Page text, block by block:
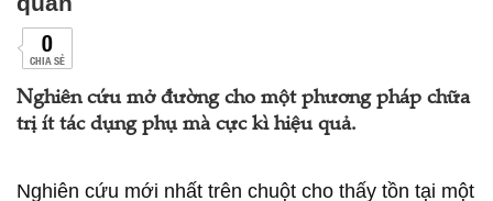
0
CHIA SẺ
Nghiên cứu mở đường cho một phương pháp chữa
trị ít tác dụng phụ mà cực kì hiệu quả.
Nghiên cứu mới nhất trên chuột cho thấy tồn tại một